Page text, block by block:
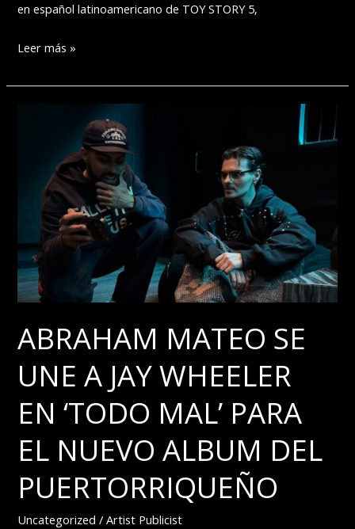
en español latinoamericano de TOY STORY 5,
¡BELINDA
A TOY
PIXAR!
Leer más »
ABRAHAM MATEO SE
UNE A JAY WHEELER
EN ‘TODO MAL’ PARA
EL NUEVO ALBUM DEL
PUERTORRIQUEÑO
Uncategorized /Artist Publicist